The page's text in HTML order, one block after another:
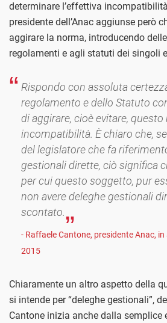
determinare l’effettiva
presidente dell’Anac aggiunse però
aggirare la norma, introducendo
regolamenti e agli statuti dei singoli
Rispondo con assoluta
regolamento e dello Statuto
di aggirare, cioè evitare,
incompatibilità. È chiaro che, se
del legislatore che fa
gestionali dirette, ciò significa
per cui questo soggetto, pur
non avere deleghe gestionali
scontato.
- Raffaele Cantone, presidente Anac,
2015
Chiaramente un altro aspetto della
si intende per “deleghe gestionali”,
Cantone inizia anche dalla semplice